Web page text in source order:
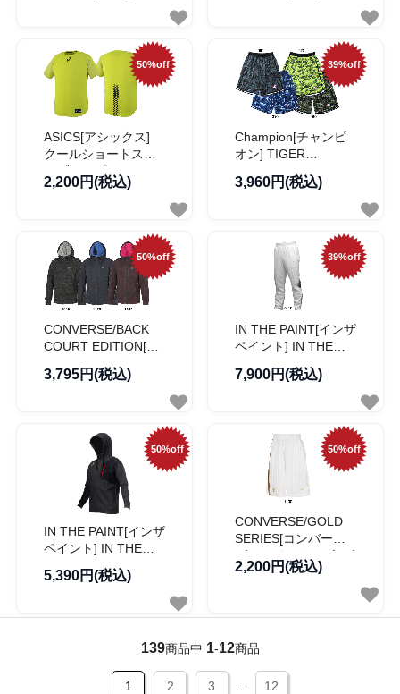
50%off
ASICS[アシックス]
クールショートスリ
ーブトップ
2,200円(税込)
39%off
Champion[チャンピ
オン] TIGER
タイガー ボーダー シ
3,960円(税込)
50%off
CONVERSE/BACK
COURT EDITION[コ
ドエディション] パー
3,795円(税込)
39%off
IN THE PAINT[インザ
ペイント] IN THE
PANTS / インザペイ
7,900円(税込)
50%off
IN THE PAINT[インザ
ペイント] IN THE
PAINT FLEX CROSS
JACKET / インザペイ
ス ジャケット
5,390円(税込)
50%off
CONVERSE/GOLD
SERIES[コンバース/
ゴールドシリーズ] ゴ
ールドシリーズ プラ
2,200円(税込)
139商品中 1-12商品
1 2 3 12